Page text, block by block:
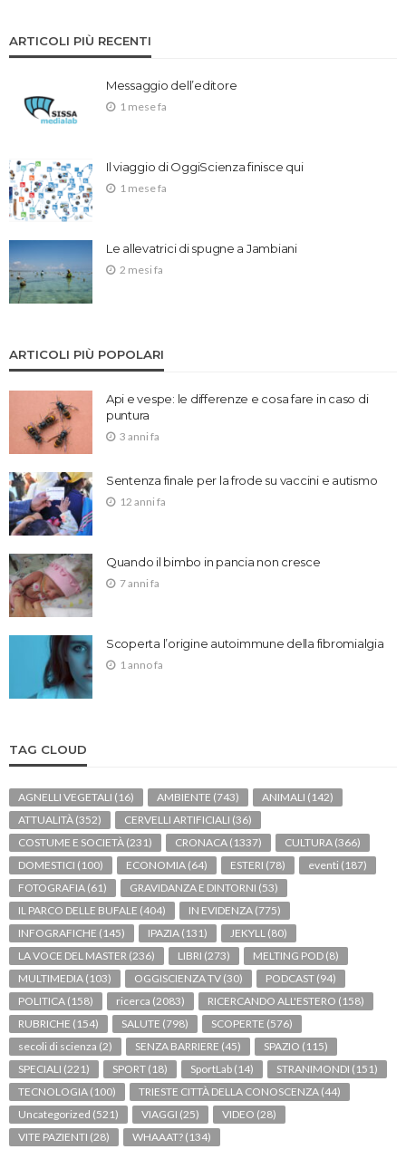
ARTICOLI PIÙ RECENTI
Messaggio dell’editore
1 mese fa
Il viaggio di OggiScienza finisce qui
1 mese fa
Le allevatrici di spugne a Jambiani
2 mesi fa
ARTICOLI PIÙ POPOLARI
Api e vespe: le differenze e cosa fare in caso di
puntura
3 anni fa
Sentenza finale per la frode su vaccini e autismo
12 anni fa
Quando il bimbo in pancia non cresce
7 anni fa
Scoperta l’origine autoimmune della fibromialgia
1 anno fa
TAG CLOUD
AGNELLI VEGETALI (16) AMBIENTE (743) ANIMALI (142)
ATTUALITÀ (352) CERVELLI ARTIFICIALI (36)
COSTUME E SOCIETÀ (231) CRONACA (1337) CULTURA (366)
DOMESTICI (100) ECONOMIA (64) ESTERI (78) eventi (187)
FOTOGRAFIA (61) GRAVIDANZA E DINTORNI (53)
IL PARCO DELLE BUFALE (404) IN EVIDENZA (775)
INFOGRAFICHE (145) IPAZIA (131) JEKYLL (80)
LA VOCE DEL MASTER (236) LIBRI (273) MELTING POD (8)
MULTIMEDIA (103) OGGISCIENZA TV (30) PODCAST (94)
POLITICA (158) ricerca (2083) RICERCANDO ALL'ESTERO (158)
RUBRICHE (154) SALUTE (798) SCOPERTE (576)
secoli di scienza (2) SENZA BARRIERE (45) SPAZIO (115)
SPECIALI (221) SPORT (18) SportLab (14) STRANIMONDI (151)
TECNOLOGIA (100) TRIESTE CITTÀ DELLA CONOSCENZA (44)
Uncategorized (521) VIAGGI (25) VIDEO (28)
VITE PAZIENTI (28) WHAAAT? (134)